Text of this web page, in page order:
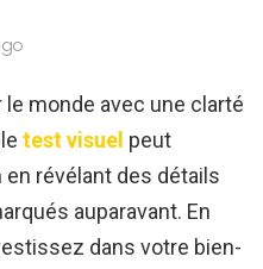
monde avec une clarté
test visuel peut
révélant des détails
auparavant. En
dans votre bien-